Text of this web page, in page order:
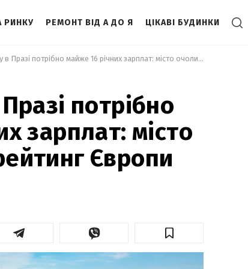
РИНКУ РЕМОНТ ВІД А ДО Я ЦІКАВІ БУДИНКИ
На квартиру в Празі потрібно майже 16 річних зарплат: місто очолило антирейтинг Європи
потрібно
зарплат: місто
Європи